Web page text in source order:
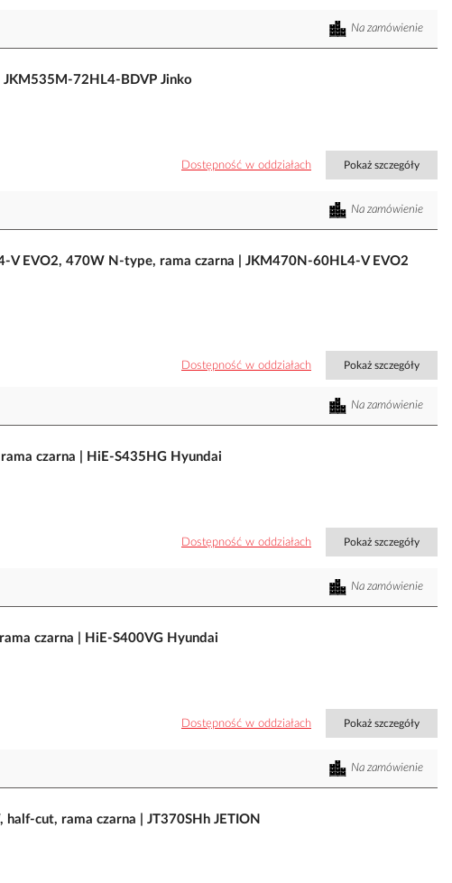
Na zamówienie
72HL4-BDVP Jinko
Dostępność w oddziałach Pokaż szczegóły
Na zamówienie
V EVO2, 470W N-type, rama czarna | JKM470N-60HL4-V EVO2
Dostępność w oddziałach Pokaż szczegóły
Na zamówienie
czarna | HiE-S435HG Hyundai
Dostępność w oddziałach Pokaż szczegóły
Na zamówienie
czarna | HiE-S400VG Hyundai
Dostępność w oddziałach Pokaż szczegóły
Na zamówienie
cut, rama czarna | JT370SHh JETION